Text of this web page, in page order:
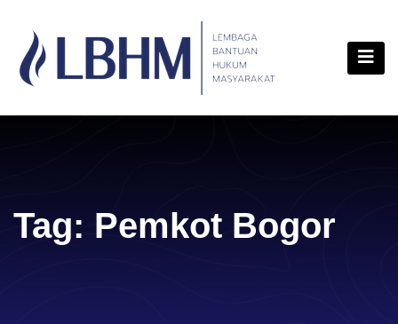
content
Tag: Pemkot Bogor